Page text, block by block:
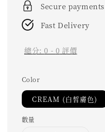
Secure payments
Fast Delivery
總分:0 - 0 評價
Color
CREAM (白皙膚色)
數量